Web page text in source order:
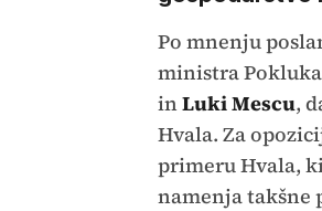
Po mnenju
ministra
inLuki Mescu,
Hvala. Za
primeru Hvala,
namenja takšne